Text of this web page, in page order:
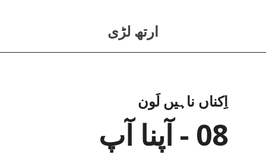
ارتھ لڑی
اِکناں ناہیں لَون
08 - آپنا آپ